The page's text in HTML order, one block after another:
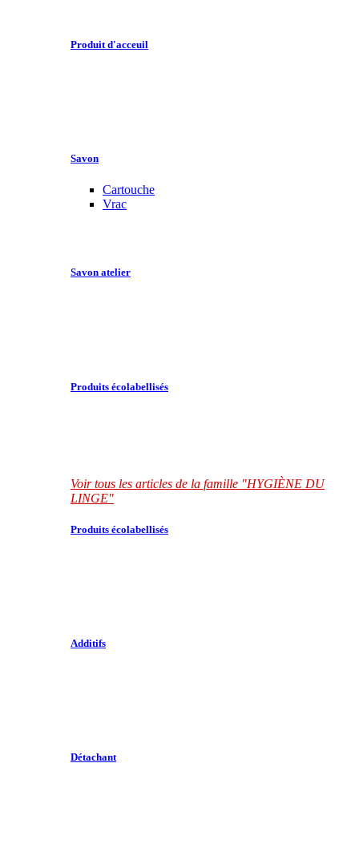
Produit d'acceuil
Savon
Cartouche
Vrac
Savon atelier
Produits écolabellisés
Voir tous les articles de la famille "HYGIÈNE DU
LINGE"
Produits écolabellisés
Additifs
Détachant